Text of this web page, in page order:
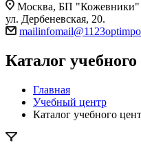
Москва, БП "Кожевники"
ул. Дербеневская, 20.
mailinfomail@1123optim
Каталог
Главная
Учебный центр
Каталог учебного